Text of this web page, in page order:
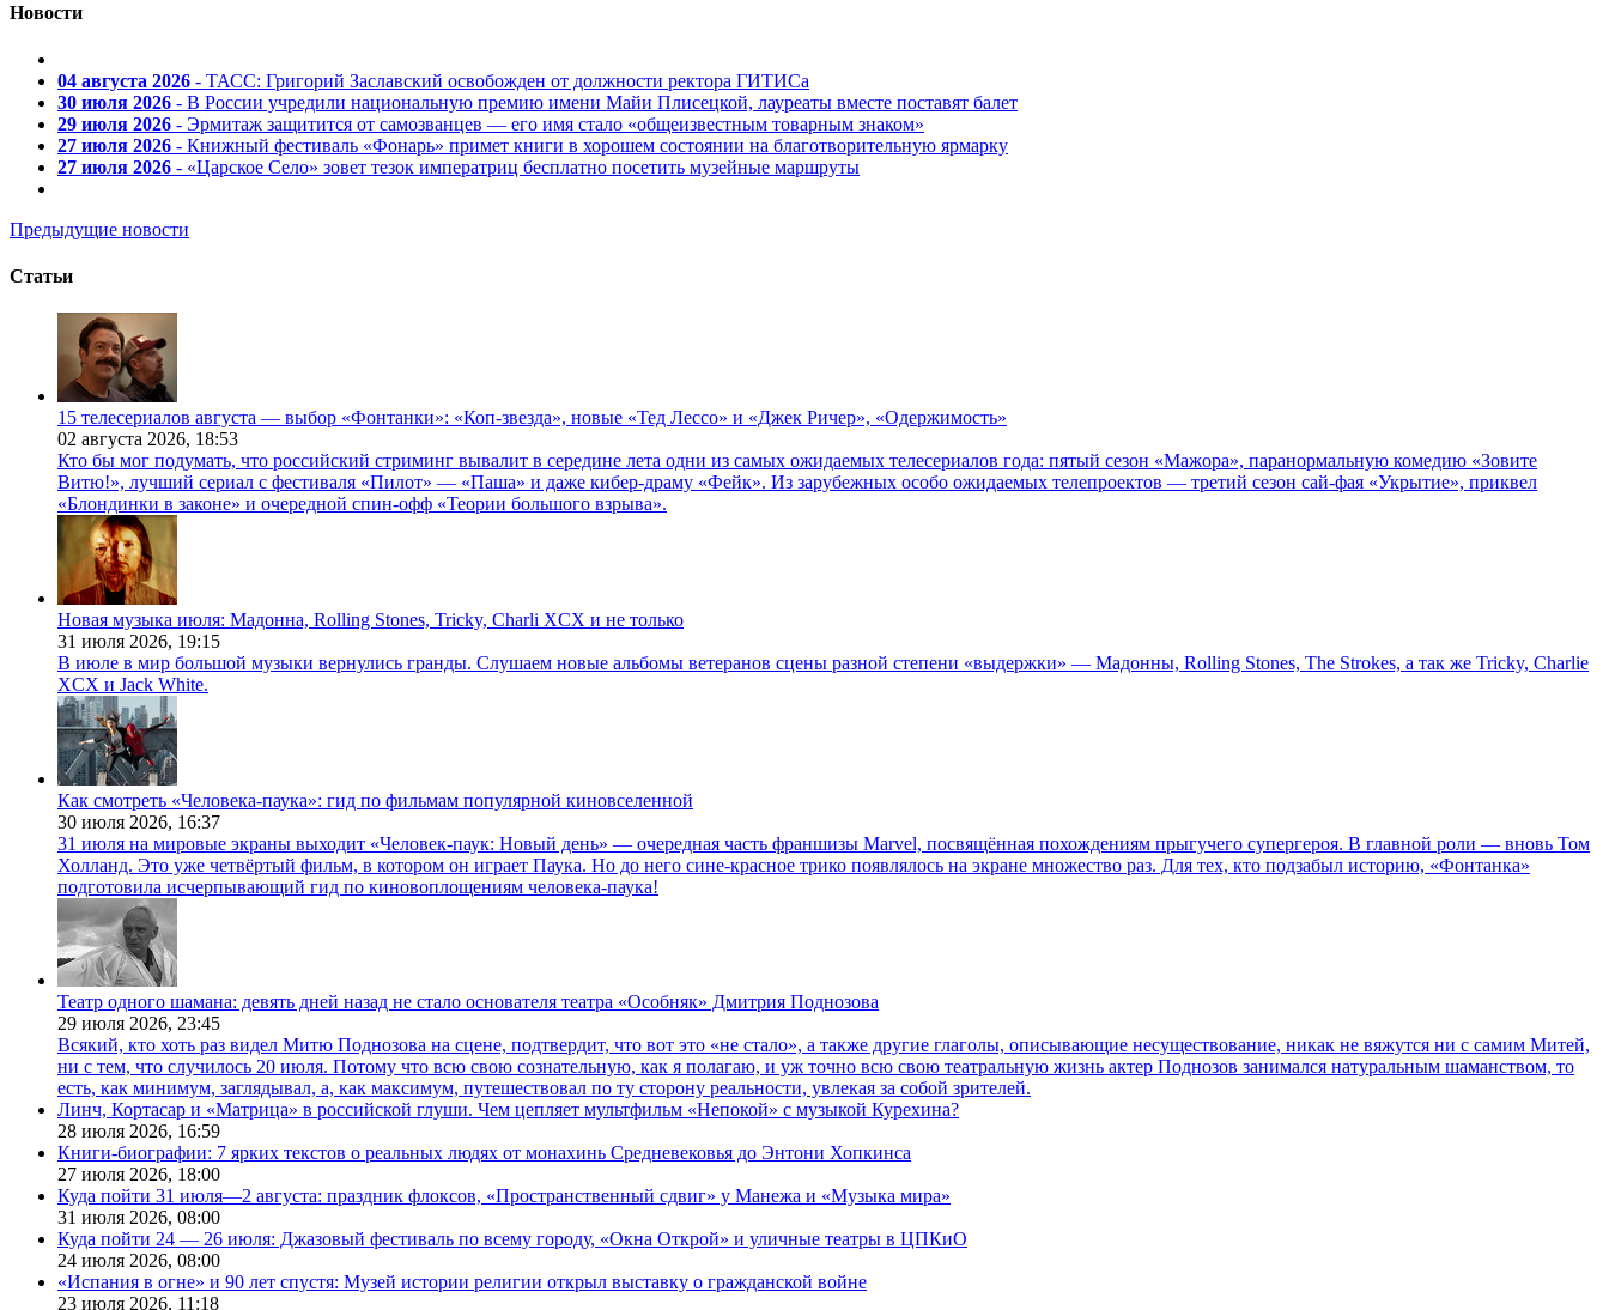
Новости
04 августа 2026 - ТАСС: Григорий Заславский освобожден от должности ректора ГИТИСа
30 июля 2026 - В России учредили национальную премию имени Майи Плисецкой, лауреаты вместе поставят балет
29 июля 2026 - Эрмитаж защитится от самозванцев — его имя стало «общеизвестным товарным знаком»
27 июля 2026 - Книжный фестиваль «Фонарь» примет книги в хорошем состоянии на благотворительную ярмарку
27 июля 2026 - «Царское Село» зовет тезок императриц бесплатно посетить музейные маршруты
Предыдущие новости
Статьи
15 телесериалов августа — выбор «Фонтанки»: «Коп-звезда», новые «Тед Лессо» и «Джек Ричер», «Одержимость»
02 августа 2026, 18:53
Кто бы мог подумать, что российский стриминг вывалит в середине лета одни из самых ожидаемых телесериалов года: пятый сезон «Мажора», паранормальную комедию «Зовите
Витю!», лучший сериал с фестиваля «Пилот» — «Паша» и даже кибер-драму «Фейк». Из зарубежных особо ожидаемых телепроектов — третий сезон сай-фая «Укрытие», приквел
«Блондинки в законе» и очередной спин-офф «Теории большого взрыва».
Новая музыка июля: Мадонна, Rolling Stones, Tricky, Charli XCX и не только
31 июля 2026, 19:15
В июле в мир большой музыки вернулись гранды. Слушаем новые альбомы ветеранов сцены разной степени «выдержки» — Мадонны, Rolling Stones, The Strokes, а так же Tricky, Charlie
XCX и Jack White.
Как смотреть «Человека-паука»: гид по фильмам популярной киновселенной
30 июля 2026, 16:37
31 июля на мировые экраны выходит «Человек-паук: Новый день» — очередная часть франшизы Marvel, посвящённая похождениям прыгучего супергероя. В главной роли — вновь Том
Холланд. Это уже четвёртый фильм, в котором он играет Паука. Но до него сине-красное трико появлялось на экране множество раз. Для тех, кто подзабыл историю, «Фонтанка»
подготовила исчерпывающий гид по киновоплощениям человека-паука!
Театр одного шамана: девять дней назад не стало основателя театра «Особняк» Дмитрия Поднозова
29 июля 2026, 23:45
Всякий, кто хоть раз видел Митю Поднозова на сцене, подтвердит, что вот это «не стало», а также другие глаголы, описывающие несуществование, никак не вяжутся ни с самим Митей,
ни с тем, что случилось 20 июля. Потому что всю свою сознательную, как я полагаю, и уж точно всю свою театральную жизнь актер Поднозов занимался натуральным шаманством, то
есть, как минимум, заглядывал, а, как максимум, путешествовал по ту сторону реальности, увлекая за собой зрителей.
Линч, Кортасар и «Матрица» в российской глуши. Чем цепляет мультфильм «Непокой» с музыкой Курехина?
28 июля 2026, 16:59
Книги-биографии: 7 ярких текстов о реальных людях от монахинь Средневековья до Энтони Хопкинса
27 июля 2026, 18:00
Куда пойти 31 июля—2 августа: праздник флоксов, «Пространственный сдвиг» у Манежа и «Музыка мира»
31 июля 2026, 08:00
Куда пойти 24 — 26 июля: Джазовый фестиваль по всему городу, «Окна Открой» и уличные театры в ЦПКиО
24 июля 2026, 08:00
«Испания в огне» и 90 лет спустя: Музей истории религии открыл выставку о гражданской войне
23 июля 2026, 11:18